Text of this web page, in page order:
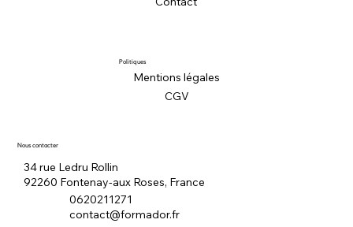
Politiques
Mentions légales
CGV
Nous contacter
34 rue Ledru Rollin
92260 Fontenay-aux Roses, France
0620211271
contact@formador.fr